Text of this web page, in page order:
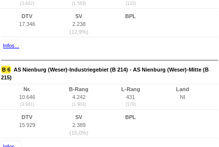
(3.642) (1.583) (133)
DTV
17.346
SV
2.238
(12,9%)
BPL
Infos...
B 6 AS Nienburg (Weser)-Industriegebiet (B 214) - AS Nienburg (Weser)-Mitte (B
215)
Nr.
10.646
(3.641)
B-Rang
4.242
(1.904)
L-Rang
431
(170)
Land
NI
DTV
15.929
SV
2.389
(15,0%)
BPL